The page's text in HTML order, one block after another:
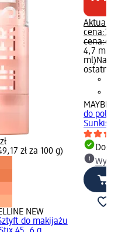
zł za 100 g)
NEW
do makijażu
Aktualna
cena:
cena:
4,7 ml
ml)
do